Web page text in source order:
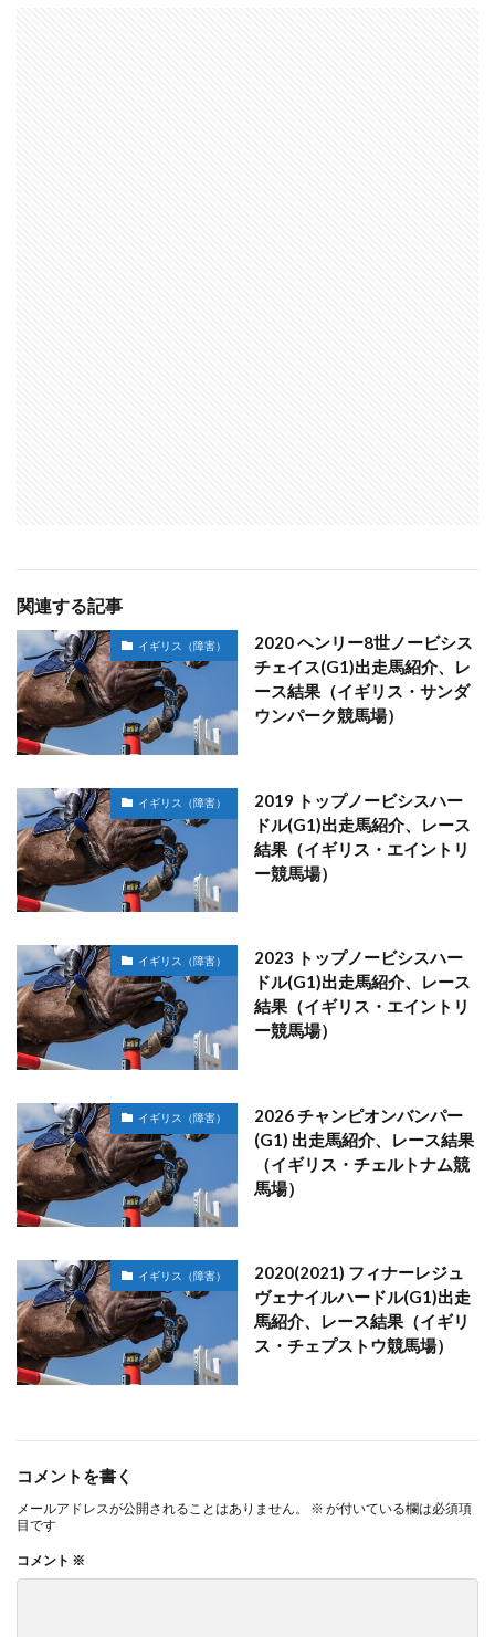
関連する記事
イギリス（障害）
2020 ヘンリー8世ノービシス
チェイス(G1)出走馬紹介、レ
ース結果（イギリス・サンダ
ウンパーク競馬場）
イギリス（障害）
2019 トップノービシスハー
ドル(G1)出走馬紹介、レース
結果（イギリス・エイントリ
ー競馬場）
イギリス（障害）
2023 トップノービシスハー
ドル(G1)出走馬紹介、レース
結果（イギリス・エイントリ
ー競馬場）
イギリス（障害）
2026 チャンピオンバンパー
(G1) 出走馬紹介、レース結果
（イギリス・チェルトナム競
馬場）
イギリス（障害）
2020(2021) フィナーレジュ
ヴェナイルハードル(G1)出走
馬紹介、レース結果（イギリ
ス・チェプストウ競馬場）
コメントを書く
メールアドレスが公開されることはありません。 ※ が付いている欄は必須項
目です
コメント ※